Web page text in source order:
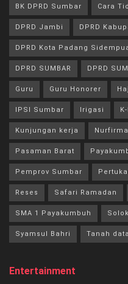
BK DPRD Sumbar Cara
DPRD Jambi DPRD
DPRD Kota Padang
DPRD SUMBAR DPRD
Guru Guru Honorer
IPSI Sumbar Irigasi
Kunjungan kerja
Pasaman Barat
Pemprov Sumbar
Reses Safari Ramadan
SMA 1 Payakumbuh
Syamsul Bahri Tanah
Entertainment